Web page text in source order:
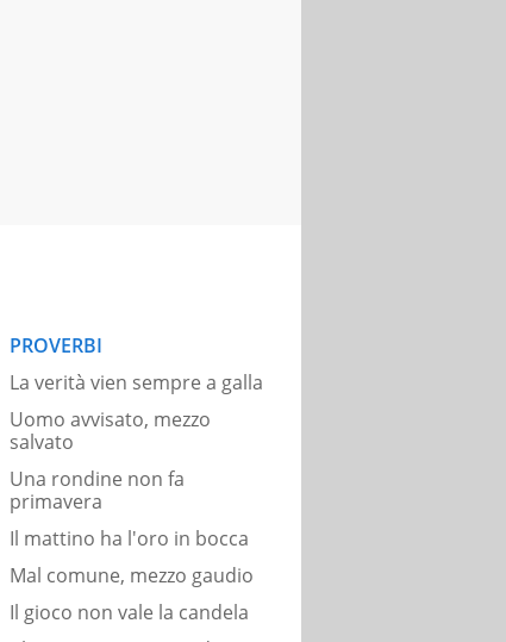
PROVERBI
La verità vien sempre a galla
Uomo avvisato, mezzo
salvato
Una rondine non fa
primavera
Il mattino ha l'oro in bocca
Mal comune, mezzo gaudio
Il gioco non vale la candela